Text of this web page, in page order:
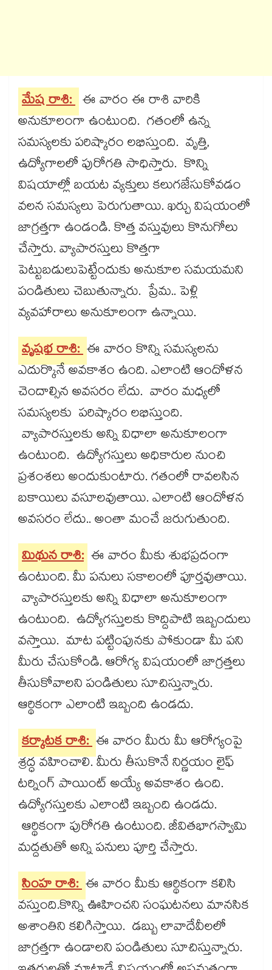
మేష రాశి: ఈ వారం ఈ రాశి వారికి
అనుకూలంగా ఉంటుంది. గతంలో ఉన్న
సమస్యలకు పరిష్కారం లభిస్తుంది. వృత్తి,
ఉద్యోగాలలో పురోగతి సాధిస్తారు. కొన్ని
విషయాల్లో బయట వ్యక్తులు కలుగజేసుకోవడం
వలన సమస్యలు పెరుగుతాయి. ఖర్చు విషయంలో
జాగ్రత్తగా ఉండండి. కొత్త వస్తువులు కొనుగోలు
చేస్తారు. వ్యాపారస్తులు కొత్తగా
పెట్టుబడులుపెట్టేందుకు అనుకూల సమయమని
పండితులు చెబుతున్నారు. ప్రేమ.. పెళ్లి
వ్యవహారాలు అనుకూలంగా ఉన్నాయి.
వృషభ రాశి:ఈ వారం కొన్ని సమస్యలను
ఎదుర్కొనే అవకాశం ఉంది. ఎలాంటి ఆందోళన
చెందాల్సిన అవసరం లేదు. వారం మధ్యలో
సమస్యలకు పరిష్కారం లభిస్తుంది.
వ్యాపారస్తులకు అన్ని విధాలా అనుకూలంగా
ఉంటుంది. ఉద్యోగస్తులు అధికారుల నుంచి
ప్రశంశలు అందుకుంటారు. గతంలో రావలసిన
బకాయిలు వసూలవుతాయి. ఎలాంటి ఆందోళన
అవసరం లేదు.. అంతా మంచే జరుగుతుంది.
మిథున రాశి: ఈ వారం మీకు శుభప్రదంగా
ఉంటుంది. మీ పనులు సకాలంలో పూర్తవుతాయి.
వ్యాపారస్తులకు అన్ని విధాలా అనుకూలంగా
ఉంటుంది. ఉద్యోగస్తులకు కొద్దిపాటి ఇబ్బందులు
వస్తాయి. మాట పట్టింపునకు పోకుండా మీ పని
మీరు చేసుకోండి. ఆరోగ్య విషయంలో జాగ్రత్తలు
తీసుకోవాలని పండితులు సూచిస్తున్నారు.
ఆర్థికంగా ఎలాంటి ఇబ్బంది ఉండదు.
కర్కాటక రాశి:ఈ వారం మీరు మీ ఆరోగ్యంపై
శ్రద్ధ వహించాలి. మీరు తీసుకొనే నిర్ణయం లైఫ్​
టర్నింగ్​ పాయింట్​ అయ్యే అవకాశం ఉంది.
ఉద్యోగస్తులకు ఎలాంటి ఇబ్బంది ఉండదు.
ఆర్థికంగా పురోగతి ఉంటుంది. జీవితభాగస్వామి
మద్దతుతో అన్ని పనులు పూర్తి చేస్తారు.
సింహ రాశి:ఈ వారం మీకు ఆర్థికంగా కలిసి
వస్తుంది.కొన్ని ఊహించని సంఘటనలు మానసిక
అశాంతిని కలిగిస్తాయి. డబ్బు లావాదేవీలలో
జాగ్రత్తగా ఉండాలని పండితులు సూచిస్తున్నారు.